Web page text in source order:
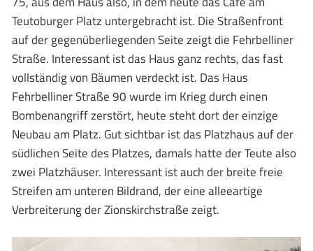
Teutoburger Platz untergebracht ist. Die Straßenfront
auf der gegenüberliegenden Seite zeigt die Fehrbelliner
Straße. Interessant ist das Haus ganz rechts, das fast
vollständig von Bäumen verdeckt ist. Das Haus
Fehrbelliner Straße 90 wurde im Krieg durch einen
Bombenangriff zerstört, heute steht dort der einzige
Neubau am Platz. Gut sichtbar ist das Platzhaus auf der
südlichen Seite des Platzes, damals hatte der Teute also
zwei Platzhäuser. Interessant ist auch der breite freie
Streifen am unteren Bildrand, der eine alleeartige
Verbreiterung der Zionskirchstraße zeigt.